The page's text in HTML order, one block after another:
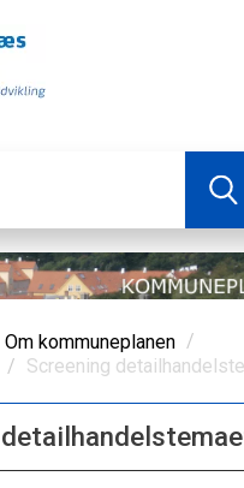
Om kommuneplanen /
/ Screening